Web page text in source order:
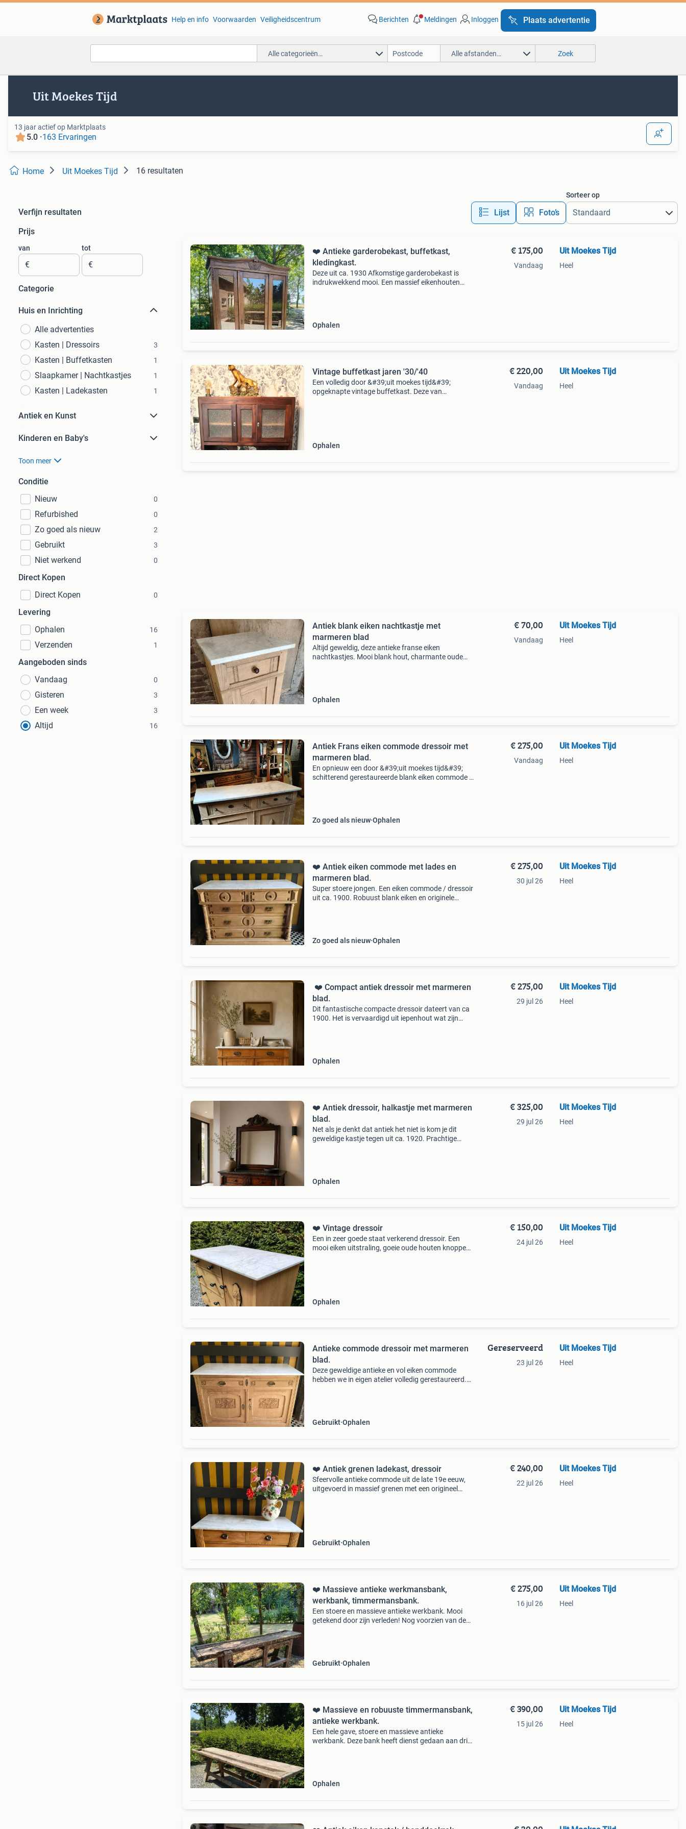
Help en info Voorwaarden Veiligheidscentrum Berichten Meldingen Inloggen Plaats advertentie
Alle categorieën… Alle afstanden… Zoek
Van deze adverteerder
Uit Moekes Tijd
13 jaar actief op Marktplaats
5.0 ·163 Ervaringen
Home Uit Moekes Tijd 16 resultaten
Verfijn resultaten
Prijs
van
€
tot
€
Categorie
Huis en Inrichting
Alle advertenties
Kasten | Dressoirs
3
Kasten | Buffetkasten 1
Slaapkamer | Nachtkastjes 1
Kasten | Ladekasten 1
Antiek en Kunst
Kinderen en Baby's
Toon meer
Conditie
Nieuw
0
Refurbished 0
Zo goed als nieuw 2
Gebruikt 3
Niet werkend 0
Direct Kopen
Direct Kopen
0
Levering
Ophalen
16
Verzenden 1
Aangeboden sinds
Vandaag
0
Gisteren 3
Een week 3
Altijd 16
Lijst Foto’s
Sorteer op
❤️ Antieke garderobekast, buffetkast,
kledingkast.
Deze uit ca. 1930 Afkomstige garderobekast is
indrukwekkend mooi. Een massief eikenhouten
Ophalen
€ 175,00
Vandaag
Uit Moekes Tijd
Heel
Vintage buffetkast jaren '30/'40
Een volledig door &#39;uit moekes tijd&#39;
opgeknapte vintage buffetkast. Deze van
Ophalen
€ 220,00
Vandaag
Uit Moekes Tijd
Heel
Antiek blank eiken nachtkastje met
marmeren blad
Altijd geweldig, deze antieke franse eiken
nachtkastjes. Mooi blank hout, charmante oude
Ophalen
€ 70,00
Vandaag
Uit Moekes Tijd
Heel
Antiek Frans eiken commode dressoir met
marmeren blad.
En opnieuw een door &#39;uit moekes tijd&#39;
schitterend gerestaureerde blank eiken commode /
Zo goed als nieuw Ophalen
€ 275,00
Vandaag
Uit Moekes Tijd
Heel
❤️ Antiek eiken commode met lades en
marmeren blad.
Super stoere jongen. Een eiken commode / dressoir
uit ca. 1900. Robuust blank eiken en originele
Zo goed als nieuw Ophalen
€ 275,00
30 jul 26
Uit Moekes Tijd
Heel
️ ❤️ Compact antiek dressoir met marmeren
blad.
Dit fantastische compacte dressoir dateert van ca
1900. Het is vervaardigd uit iepenhout wat zijn
Ophalen
€ 275,00
29 jul 26
Uit Moekes Tijd
Heel
❤️ Antiek dressoir, halkastje met marmeren
blad.
Net als je denkt dat antiek het niet is kom je dit
geweldige kastje tegen uit ca. 1920. Prachtige
Ophalen
€ 325,00
29 jul 26
Uit Moekes Tijd
Heel
❤️ Vintage dressoir
Een in zeer goede staat verkerend dressoir. Een
mooi eiken uitstraling, goeie oude houten knoppen,
Ophalen
€ 150,00
24 jul 26
Uit Moekes Tijd
Heel
Antieke commode dressoir met marmeren
blad.
Deze geweldige antieke en vol eiken commode
hebben we in eigen atelier volledig gerestaureerd.
Gebruikt Ophalen
Gereserveerd
23 jul 26
Uit Moekes Tijd
Heel
❤️ Antiek grenen ladekast, dressoir
Sfeervolle antieke commode uit de late 19e eeuw,
uitgevoerd in massief grenen met een origineel
Gebruikt Ophalen
€ 240,00
22 jul 26
Uit Moekes Tijd
Heel
❤️ Massieve antieke werkmansbank,
werkbank, timmermansbank.
Een stoere en massieve antieke werkbank. Mooi
getekend door zijn verleden! Nog voorzien van de
Gebruikt Ophalen
€ 275,00
16 jul 26
Uit Moekes Tijd
Heel
❤️ Massieve en robuuste timmermansbank,
antieke werkbank.
Een hele gave, stoere en massieve antieke
werkbank. Deze bank heeft dienst gedaan aan drie
Ophalen
€ 390,00
15 jul 26
Uit Moekes Tijd
Heel